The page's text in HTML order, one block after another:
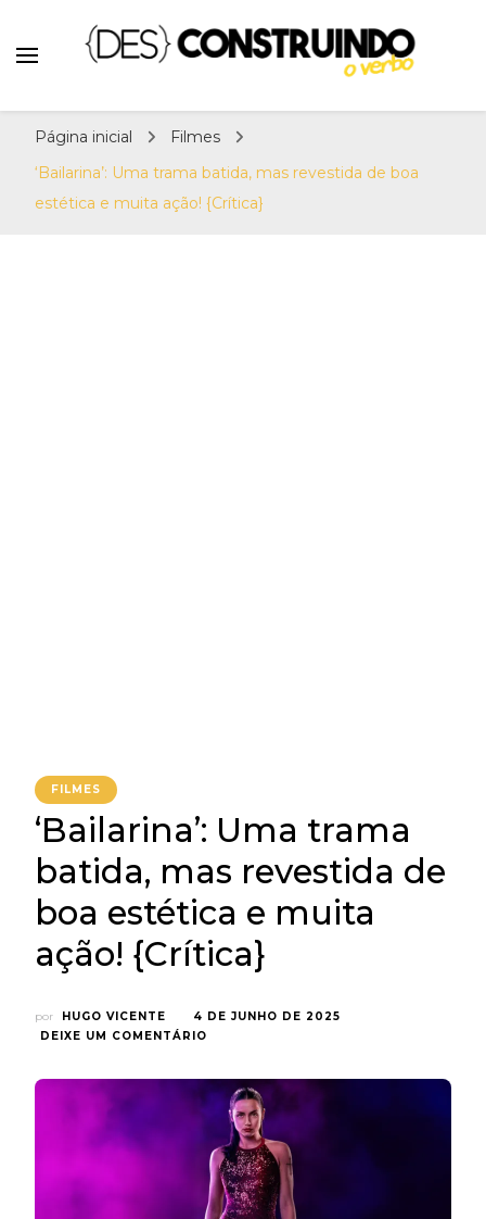
{Des}Construindo o
Verbo | Séries, Livros,
Teatro e Cinema
Desconstruindo a Cultura Pop há mais de 11
anos. Séries, Livros, Teatro e Cinema. Sinta-
se em casa! Por: Erick Sant Ana e Alison
Henrique.
Página inicial
Filmes
‘Bailarina’: Uma trama batida, mas revestida de boa
estética e muita ação! {Crítica}
FILMES
‘Bailarina’: Uma trama
batida, mas revestida de
boa estética e muita
ação! {Crítica}
por HUGO VICENTE
4 DE JUNHO DE 2025
DEIXE UM COMENTÁRIO
TRAMA
BATIDA,
MAS
REVESTIDA
DE
BOA
ESTÉTICA